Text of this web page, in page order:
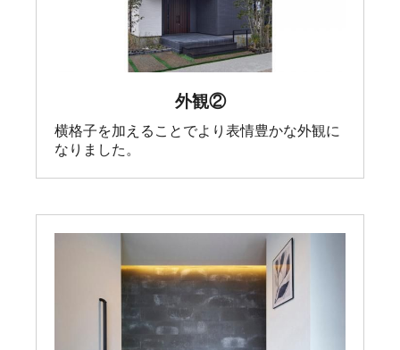
外観②
横格子を加えることでより表情豊かな外観に
なりました。